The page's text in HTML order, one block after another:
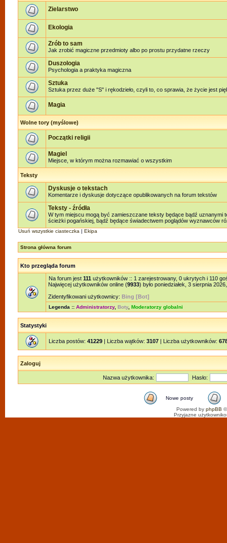
Zielarstwo
Ekologia
Zrób to sam
Jak zrobić magiczne przedmioty albo po prostu przydatne rzeczy
Duszologia
Psychologia a praktyka magiczna
Sztuka
Sztuka przez duże "S" i rękodzieło, czyli to, co sprawia, że życie jest
Magia
Wolne tory (myślowe)
Początki religii
Magiel
Miejsce, w którym można rozmawiać o wszystkim
Teksty
Dyskusje o tekstach
Komentarze i dyskusje dotyczące opublikowanych na forum tekstów
Teksty - źródła
W tym miejscu mogą być zamieszczane teksty będące bądź uznanymi
ścieżki pogańskiej, bądź będące świadectwem poglądów wyznawców
Usuń wszystkie ciasteczka | Ekipa
Strona główna forum
Kto przegląda forum
Na forum jest 111 użytkowników :: 1 zarejestrowany, 0 ukrytych i 110
Najwięcej użytkowników online (9933) było poniedziałek, 3 sierpnia
Zidentyfikowani użytkownicy: Bing [Bot]
Legenda :: Administratorzy, Boty, Moderatorzy globalni
Statystyki
Liczba postów: 41229 | Liczba wątków: 3107 | Liczba użytkowników:
Zaloguj
Nazwa użytkownika: Hasło:
Nowe posty
Powered by phpBB
Przyjazne